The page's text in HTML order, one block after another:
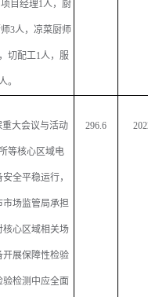
目经理1人，厨
3人，凉菜厨师
切配工1人，服
。
大会议与活动
等核心区域电
全平稳运行，
市场监管局承担
核心区域相关场
开展保障性检验
检测中应全面
296.6